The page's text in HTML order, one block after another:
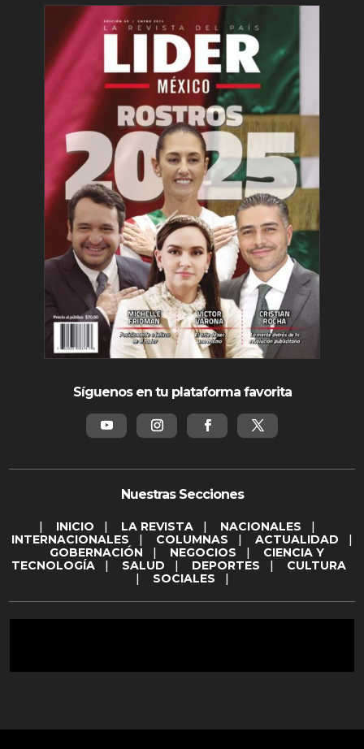
Síguenos en tu plataforma favorita
Nuestras Secciones
| INICIO | LA REVISTA | NACIONALES |
INTERNACIONALES | COLUMNAS | ACTUALIDAD |
GOBERNACIÓN | NEGOCIOS | CIENCIA Y
TECNOLOGÍA | SALUD | DEPORTES | CULTURA
| SOCIALES |